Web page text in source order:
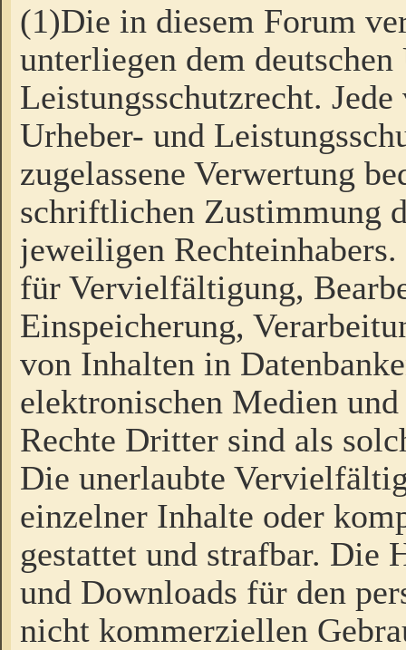
(1)Die in diesem Forum
unterliegen dem
Leistungsschutzrecht.
Urheber- und
zugelassene Verwertung
schriftlichen Zustimmung
jeweiligen
für Vervielfältigung,
Einspeicherung,
von Inhalten in
elektronischen Medien
Rechte Dritter sind als
Die unerlaubte
einzelner Inhalte oder
gestattet und strafbar. Die
und Downloads für den
nicht kommerziellen